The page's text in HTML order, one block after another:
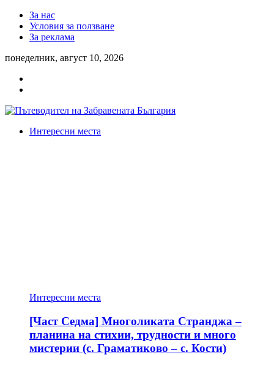
За нас
Условия за ползване
За реклама
понеделник, август 10, 2026
Интересни места
Интересни места
[Част Седма] Многоликата Странджа –
планина на стихии, трудности и много
мистерии (с. Граматиково – с. Кости)